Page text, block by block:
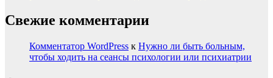
Свежие комментарии
Комментатор WordPress к Нужно ли быть больным,
чтобы ходить на сеансы психологии или психиатрии